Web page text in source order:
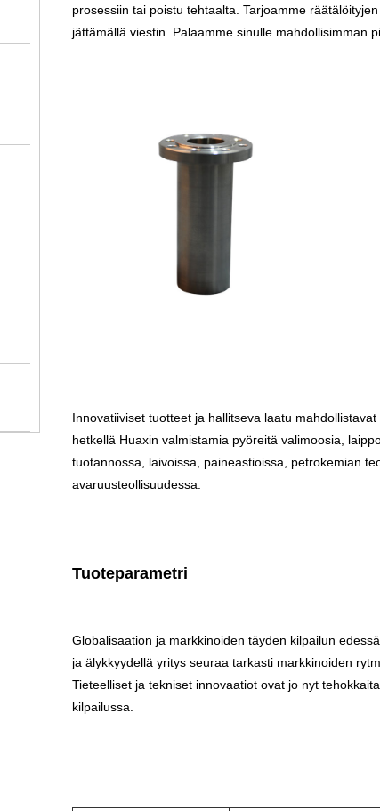
prosessiin tai poistu tehtaalta. Tarjoamme
jättämällä viestin. Palaamme sinulle mahdollisimman
Innovatiiviset tuotteet ja hallitseva laatu
hetkellä Huaxin valmistamia pyöreitä valimoosia,
tuotannossa, laivoissa, paineastioissa, petrokemian
avaruusteollisuudessa.
Tuoteparametri
Globalisaation ja markkinoiden täyden kilpailun
ja älykkyydellä yritys seuraa tarkasti markkinoiden
Tieteelliset ja tekniset innovaatiot ovat jo nyt
kilpailussa.